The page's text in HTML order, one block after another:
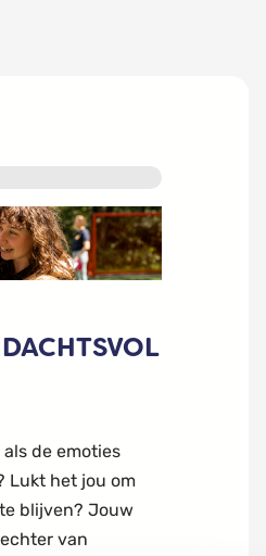
de emoties
Lukt het jou om
blijven? Jouw
van